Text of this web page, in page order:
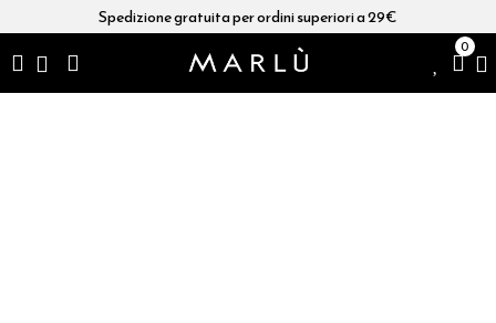
Spedizione gratuita per ordini superiori a 29€
0